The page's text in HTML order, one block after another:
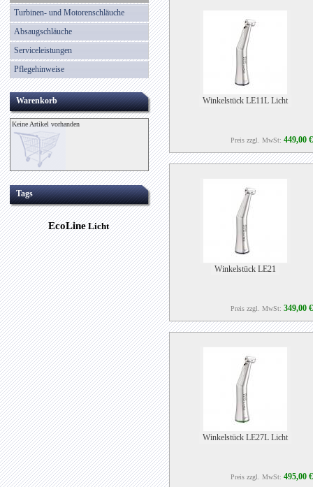
Turbinen- und Motorenschläuche
Absaugschläuche
Serviceleistungen
Pflegehinweise
Warenkorb
Keine Artikel vorhanden
Tags
EcoLine Licht
Winkelstück LE11L Licht
Preis zzgl. MwSt: 449,00 €
Winkelstück LE21
Preis zzgl. MwSt: 349,00 €
Winkelstück LE27L Licht
Preis zzgl. MwSt: 495,00 €